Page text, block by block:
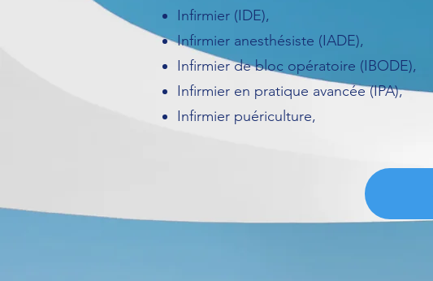
Infirmier (IDE),
Infirmier anesthésiste (IADE),
Infirmier de bloc opératoire (IBODE),
Infirmier en pratique avancée (IPA),
Infirmier puériculture,